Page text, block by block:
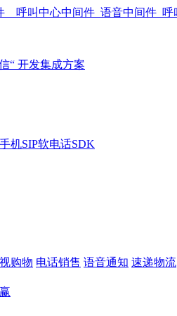
“ 开发集成方案
机SIP软电话SDK
购物 电话销售 语音通知 速递物流